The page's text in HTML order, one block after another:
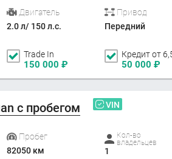
Двигатель
2.0 л/ 150 л.с.
Привод
Передний
Trade In
150 000 ₽
Кредит от
50 000 ₽
с пробегом VIN
Пробег
82050 км
Кол-во
владельцев
1